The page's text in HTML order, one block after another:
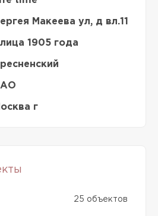
Макеева ул, д вл.11
1905 года
г
25 объектов